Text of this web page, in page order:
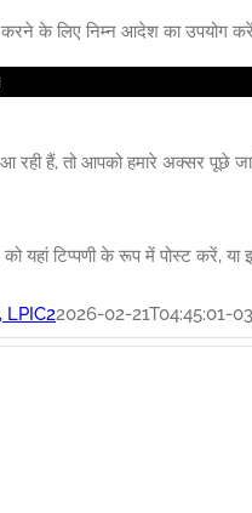
करने के लिए निम्न आदेश का उपयोग
रही हैं, तो आपको हमारे अक्सर पूछे
टिप्पणी के रूप में पोस्ट करें, या
LPIC22026-02-21T04:45:01-